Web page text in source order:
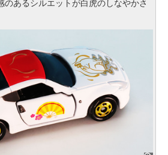
のあるシルエットが白虎のしなやかさ